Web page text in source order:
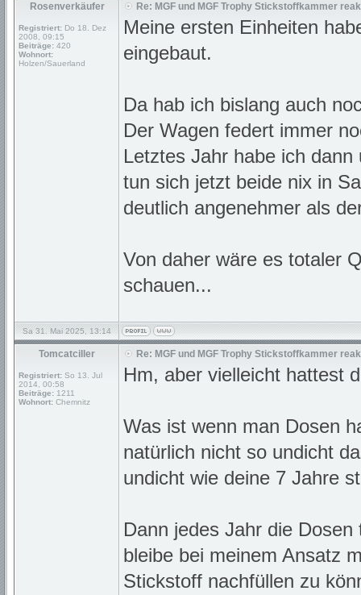
Rosenverkäufer
Registriert: Do 18. Dez
2008, 09:15
Beiträge: 420
Wohnort:
Holzen/Sauerland
Re: MGF und MGF Trophy Stickstoffkammer
Meine ersten Einheiten
eingebaut.
Da hab ich bislang auch
Der Wagen federt immer
Letztes Jahr habe ich
tun sich jetzt beide nix in
deutlich angenehmer als
Von daher wäre es totaler
schauen...
Sa 31. Mai 2025, 13:14
Tomcatciller
Registriert: So 13. Jul
2014, 00:58
Beiträge: 1211
Wohnort: Chemnitz
Re: MGF und MGF Trophy Stickstoffkammer
Hm, aber vielleicht hattest
Was ist wenn man Dosen
natürlich nicht so undicht
undicht wie deine 7 Jahre
Dann jedes Jahr die
bleibe bei meinem Ansatz
Stickstoff nachfüllen zu